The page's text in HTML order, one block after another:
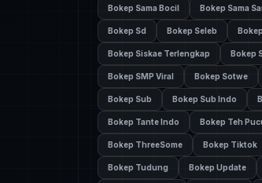
Bokep Sama Bocil Bokep Sama
Bokep Sd Bokep Seleb
Bokep Siskae Terlengkap Bokep
Bokep SMP Viral Bokep Sotwe
Bokep Sub Bokep Sub Indo
Bokep Tante Indo Bokep Teh
Bokep ThreeSome Bokep Tiktok
Bokep Tudung Bokep Update